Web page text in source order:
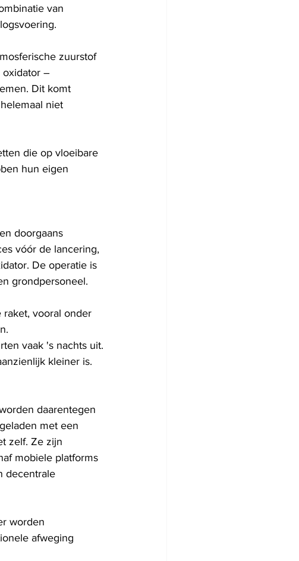
van
zuurstof
oxidator –
Dit komt
niet
die op vloeibare
hun eigen
doorgaans
vóór de lancering,
De operatie is
grondpersoneel.
raket, vooral onder
vaak 's nachts uit.
kleiner is.
daarentegen
met een
zelf. Ze zijn
mobiele platforms
decentrale
worden
afweging